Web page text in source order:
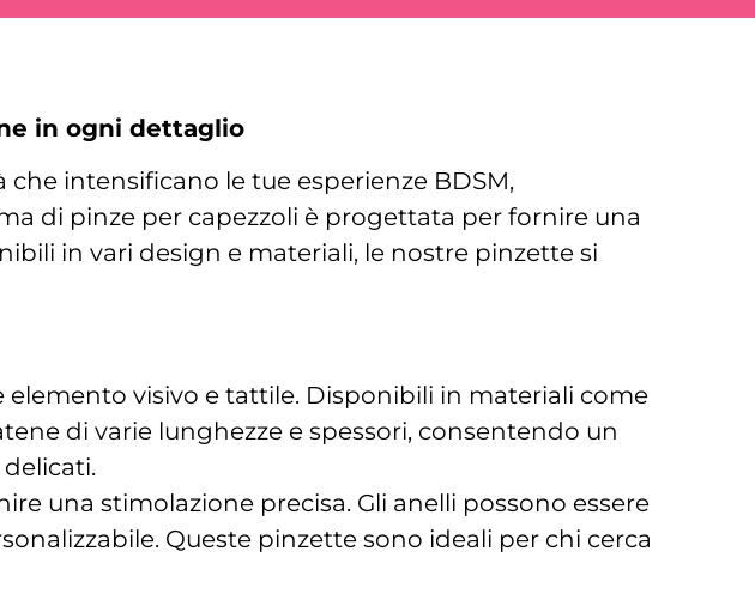
in ogni dettaglio
intensificano le tue esperienze BDSM,
di pinze per capezzoli è progettata per fornire una
in vari design e materiali, le nostre pinzette si
visivo e tattile. Disponibili in materiali come
di varie lunghezze e spessori, consentendo un
una stimolazione precisa. Gli anelli possono essere
Queste pinzette sono ideali per chi cerca